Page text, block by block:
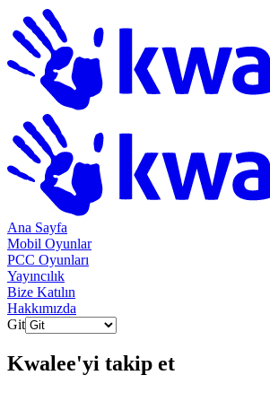
Ana Sayfa
Mobil Oyunlar
PCC Oyunları
Yayıncılık
Bize Katılın
Hakkımızda
Git
Kwalee'yi takip et